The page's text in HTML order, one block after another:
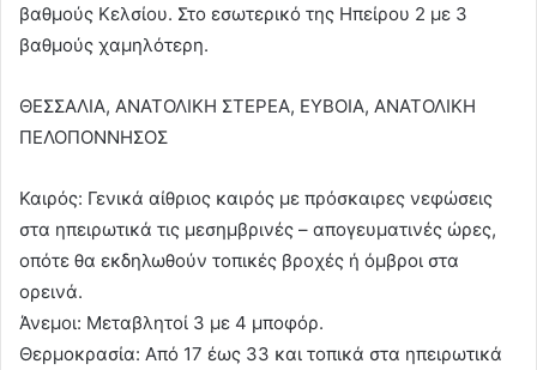
βαθμούς Κελσίου. Στο εσωτερικό της Ηπείρου 2 με 3
βαθμούς χαμηλότερη.
ΘΕΣΣΑΛΙΑ, ΑΝΑΤΟΛΙΚΗ ΣΤΕΡΕΑ, ΕΥΒΟΙΑ, ΑΝΑΤΟΛΙΚΗ
ΠΕΛΟΠΟΝΝΗΣΟΣ
Καιρός: Γενικά αίθριος καιρός με πρόσκαιρες νεφώσεις
στα ηπειρωτικά τις μεσημβρινές – απογευματινές ώρες,
οπότε θα εκδηλωθούν τοπικές βροχές ή όμβροι στα
ορεινά.
Άνεμοι: Μεταβλητοί 3 με 4 μποφόρ.
Θερμοκρασία: Από 17 έως 33 και τοπικά στα ηπειρωτικά